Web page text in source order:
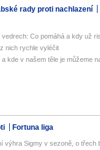
rady proti nachlazení
Co pomáhá a kdy už
nich rychle vyléčit
kde v našem těle je můžeme
Fortuna liga
výhra Sigmy v sezoně, o třech